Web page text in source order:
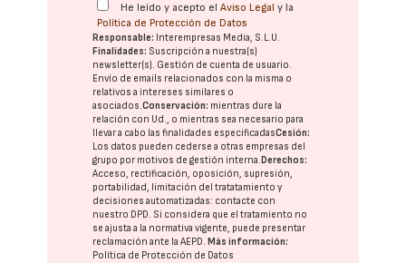
He leído y acepto elAviso Legal y la
Política de Protección de Datos
Responsable: Interempresas Media, S.L.U.
Finalidades: Suscripción a nuestra(s)
newsletter(s). Gestión de cuenta de usuario.
Envío de emails relacionados con la misma o
relativos a intereses similares o
asociados.Conservación: mientras dure la
relación con Ud., o mientras sea necesario para
llevar a cabo las finalidades especificadasCesión:
Los datos pueden cederse a otras empresas del
grupo por motivos de gestión interna. Derechos:
Acceso, rectificación, oposición, supresión,
portabilidad, limitación del tratatamiento y
decisiones automatizadas: contacte con
nuestro DPD. Si considera que el tratamiento no
se ajusta a la normativa vigente, puede presentar
reclamación ante laAEPD. Más información:
Política de Protección de Datos